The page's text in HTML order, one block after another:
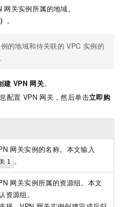
网关实例所属的地域。
。
的地域和待关联的 VPC 实例的
建 VPN 网关。
配置 VPN 网关，然后单击立即购
网关实例的名称。本文输入
1 。
网关实例所属的资源组。本文
资源组。